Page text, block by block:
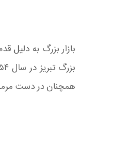
بازار بزرگ به
بزرگ تبریز در سال ۱۳۵۴ شمسی جزو میراث ملی ایران و در سال ۲۰۱۰ میلادی در میراث جهانی یونسکو ثبت شد.
همچنان در دست